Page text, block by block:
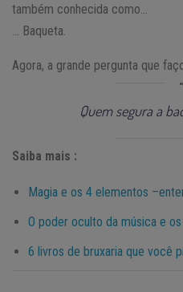
também conhecida como…
… Baqueta.
Agora, a grande pergunta que
Quem segura a
Saiba mais :
Magia e os 4 elementos
O poder oculto da música e
6 livros de bruxaria que você